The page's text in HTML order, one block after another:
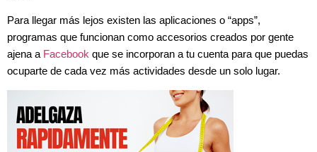
Para llegar más lejos existen las aplicaciones o “apps”,
programas que funcionan como accesorios creados por gente
ajena a Facebook que se incorporan a tu cuenta para que puedas
ocuparte de cada vez más actividades desde un solo lugar.